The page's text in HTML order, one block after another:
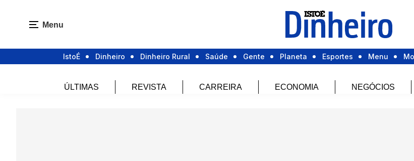
Menu
IstoÉ Dinheiro Dinheiro Rural Saúde Gente Planeta Esportes Menu
ÚLTIMAS REVISTA CARREIRA ECONOMIA NEGÓCIOS